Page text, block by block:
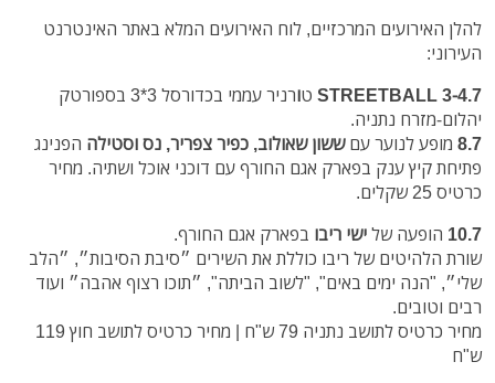
להלן האירועים המרכזיים, לוח האירועים המלא באתר האינטרנט
העירוני:
3-4.7 STREETBALL
טו
רניר עממי בכדורסל 3*3 בספורטק
יהלום-מזרח נתניה.
8.7 מופע לנוער עםששון שאולוב, כפיר צפריר, נס וסטילה הפנינג
פתיחת קיץ ענק בפארק אגם החורף עם דוכני אוכל ושתיה. מחיר
כרטיס 25 שקלים.
10.7 הופעה שלישי ריבו בפארק אגם החורף.
שורת הלהיטים של ריבו כוללת את השירים ״סיבת הסיבות״, ״הלב
שלי״, "הנה ימים באים", "לשוב הביתה", ״תוכו רצוף אהבה״ ועוד
רבים וטובים.
מחיר כרטיס לתושב נתניה 79 ש"ח | מחיר כרטיס לתושב חוץ 119
ש"ח